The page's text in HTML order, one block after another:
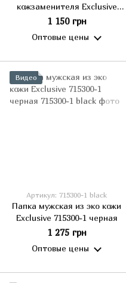
кожзаменителя Exclusive
710800 чёрный
1 150 грн
Оптовые цены
Видео
Артикул: 715300-1 black
Папка мужская из эко кожи
Exclusive 715300-1 черная
1 275 грн
Оптовые цены